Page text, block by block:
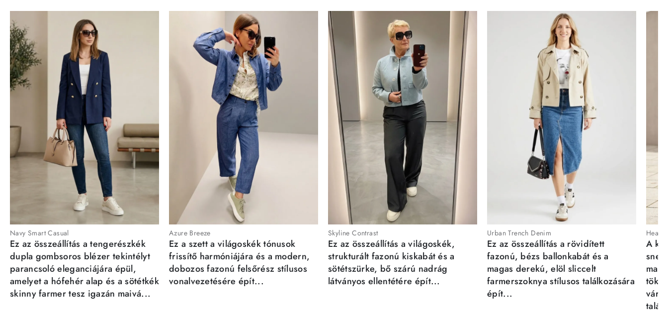
Navy Smart Casual
Ez az összeállítás a tengerészkék
dupla gombsoros blézer tekintélyt
parancsoló eleganciájára épül,
amelyet a hófehér alap és a sötétkék
skinny farmer tesz igazán maivá...
Azure Breeze
Ez a szett a világoskék tónusok
frissítő harmóniájára és a modern,
dobozos fazonú felsőrész stílusos
vonalvezetésére épít...
Skyline Contrast
Ez az összeállítás a világoskék,
strukturált fazonú kiskabát és a
sötétszürke, bő szárú nadrág
látványos ellentétére épít...
Urban Trench Denim
Ez az összeállítás a rövidített
fazonú, bézs ballonkabát és a
magas derekú, elöl sliccelt
farmerszoknya stílusos találkozására
épít...
A